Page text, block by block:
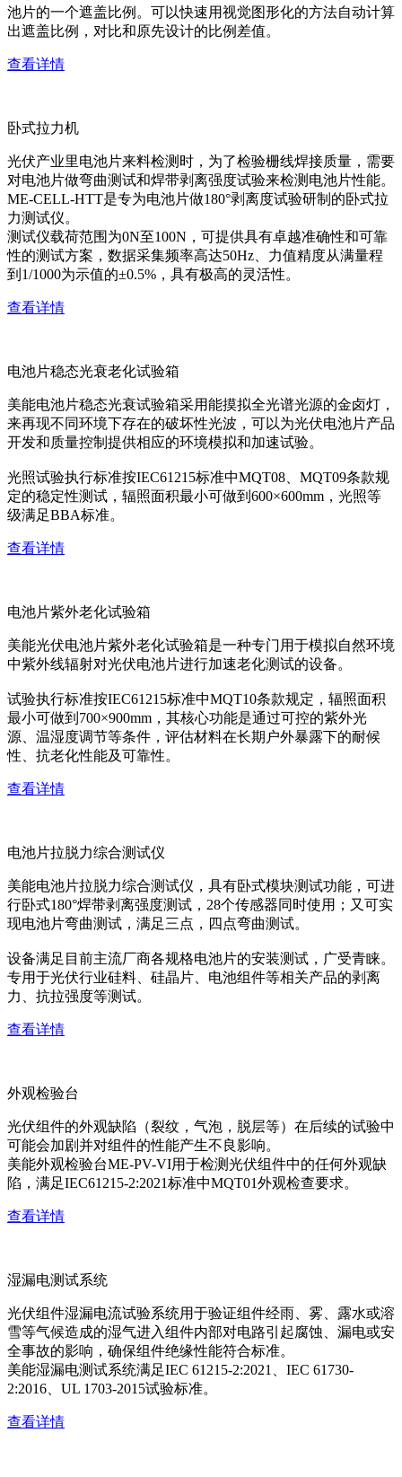
池片的一个遮盖比例。可以快速用视觉图形化的方法自动计算
出遮盖比例，对比和原先设计的比例差值。
查看详情
卧式拉力机
光伏产业里电池片来料检测时，为了检验栅线焊接质量，需要
对电池片做弯曲测试和焊带剥离强度试验来检测电池片性能。
ME-CELL-HTT是专为电池片做180°剥离度试验研制的卧式拉
力测试仪。
测试仪载荷范围为0N至100N，可提供具有卓越准确性和可靠
性的测试方案，数据采集频率高达50Hz、力值精度从满量程
到1/1000为示值的±0.5%，具有极高的灵活性。
查看详情
电池片稳态光衰老化试验箱
美能电池片稳态光衰试验箱采用能摸拟全光谱光源的金卤灯，
来再现不同环境下存在的破坏性光波，可以为光伏电池片产品
开发和质量控制提供相应的环境模拟和加速试验。
光照试验执行标准按IEC61215标准中MQT08、MQT09条款规
定的稳定性测试，辐照面积最小可做到600×600mm，光照等
级满足BBA标准。
查看详情
电池片紫外老化试验箱
美能光伏电池片紫外老化试验箱是一种专门用于模拟自然环境
中紫外线辐射对光伏电池片进行加速老化测试的设备。
试验执行标准按IEC61215标准中MQT10条款规定，辐照面积
最小可做到700×900mm，其核心功能是通过可控的紫外光
源、温湿度调节等条件，评估材料在长期户外暴露下的耐候
性、抗老化性能及可靠性。
查看详情
电池片拉脱力综合测试仪
美能电池片拉脱力综合测试仪，具有卧式模块测试功能，可进
行卧式180°焊带剥离强度测试，28个传感器同时使用；又可实
现电池片弯曲测试，满足三点，四点弯曲测试。
设备满足目前主流厂商各规格电池片的安装测试，广受青睐。
专用于光伏行业硅料、硅晶片、电池组件等相关产品的剥离
力、抗拉强度等测试。
查看详情
外观检验台
光伏组件的外观缺陷（裂纹，气泡，脱层等）在后续的试验中
可能会加剧并对组件的性能产生不良影响。
美能外观检验台ME-PV-VI用于检测光伏组件中的任何外观缺
陷，满足IEC61215-2:2021标准中MQT01外观检查要求。
查看详情
湿漏电测试系统
光伏组件湿漏电流试验系统用于验证组件经雨、雾、露水或溶
雪等气候造成的湿气进入组件内部对电路引起腐蚀、漏电或安
全事故的影响，确保组件绝缘性能符合标准。
美能湿漏电测试系统满足IEC 61215-2:2021、IEC 61730-
2:2016、UL 1703-2015试验标准。
查看详情